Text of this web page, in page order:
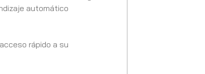
automático
rápido a su